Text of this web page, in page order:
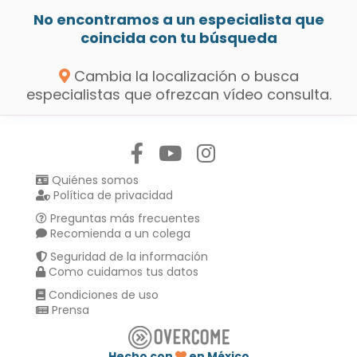
No encontramos a un especialista que
coincida con tu búsqueda
Cambia la localización o busca
especialistas que ofrezcan vídeo consulta.
Quiénes somos
Política de privacidad
Preguntas más frecuentes
Recomienda a un colega
Seguridad de la información
Como cuidamos tus datos
Condiciones de uso
Prensa